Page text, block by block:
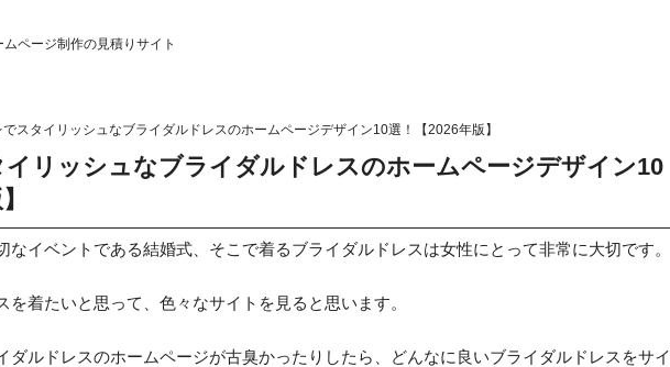
ムページ制作の見積りサイト
でスタイリッシュなブライダルドレスのホームページデザイン10選！【2026年版】
リッシュなブライダルドレスのホームページデザイン10
なイベントである結婚式、そこで着るブライダルドレスは女性にとって非常に大切です。
を着たいと思って、色々なサイトを見ると思います。
ダルドレスのホームページが古臭かったりしたら、どんなに良いブライダルドレスをサイ